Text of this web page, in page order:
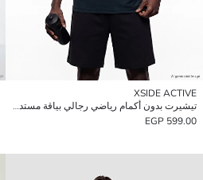
XSIDE ACTIVE
تيشيرت بدون أكمام رياضي رجالي بياقة مستديرة
599.00 EGP